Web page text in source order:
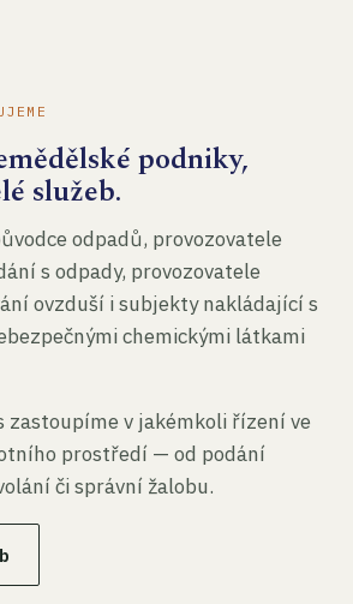
podniky,
služeb.
odpadů, provozovatele
s odpady, provozovatele
ovzduší i subjekty nakládající s
chemickými látkami
zastoupíme v jakémkoli řízení ve
prostředí — od podání
či správní žalobu.